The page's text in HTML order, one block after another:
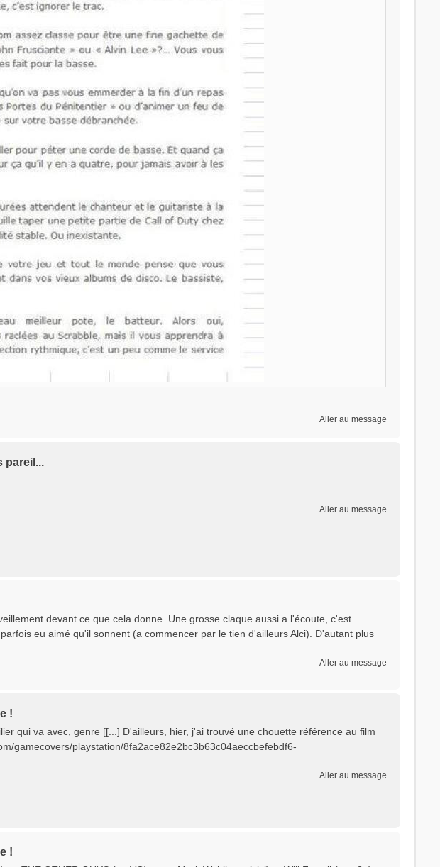
Aller au message
pareil...
Aller au message
devant ce que cela donne. Une grosse claque aussi a l'écoute, c'est
eu aimé qu'il sonnent (a commencer par le tien d'ailleurs Alci). D'autant plus
Aller au message
!
qui va avec, genre [[...] D'ailleurs, hier, j'ai trouvé une chouette référence au film
gamecovers/playstation/8fa2ace82e2bc3b63c04aeccbefebdf6-
Aller au message
!